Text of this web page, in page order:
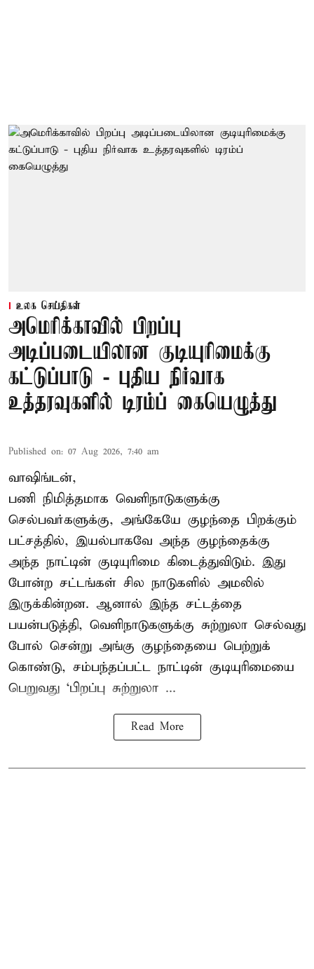
உலக செய்திகள்
அமெரிக்காவில் பிறப்பு
அடிப்படையிலான குடியுரிமைக்கு
கட்டுப்பாடு - புதிய நிர்வாக
உத்தரவுகளில் டிரம்ப் கையெழுத்து
Published on: 07 Aug 2026, 7:40 am
வாஷிங்டன்,
பணி நிமித்தமாக வெளிநாடுகளுக்கு
செல்பவர்களுக்கு, அங்கேயே குழந்தை பிறக்கும்
பட்சத்தில், இயல்பாகவே அந்த குழந்தைக்கு
அந்த நாட்டின் குடியுரிமை கிடைத்துவிடும். இது
போன்ற சட்டங்கள் சில நாடுகளில் அமலில்
இருக்கின்றன. ஆனால் இந்த சட்டத்தை
பயன்படுத்தி, வெளிநாடுகளுக்கு சுற்றுலா செல்வது
போல் சென்று அங்கு குழந்தையை பெற்றுக்
கொண்டு, சம்பந்தப்பட்ட நாட்டின் குடியுரிமையை
பெறுவது ‘பிறப்பு சுற்றுலா ...
Read More